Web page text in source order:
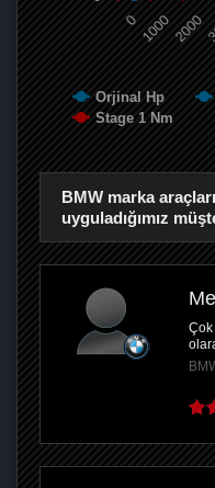
Orjinal Hp
Stage 1 Nm
0 10002000
BMW marka
uyguladığımız
Çok